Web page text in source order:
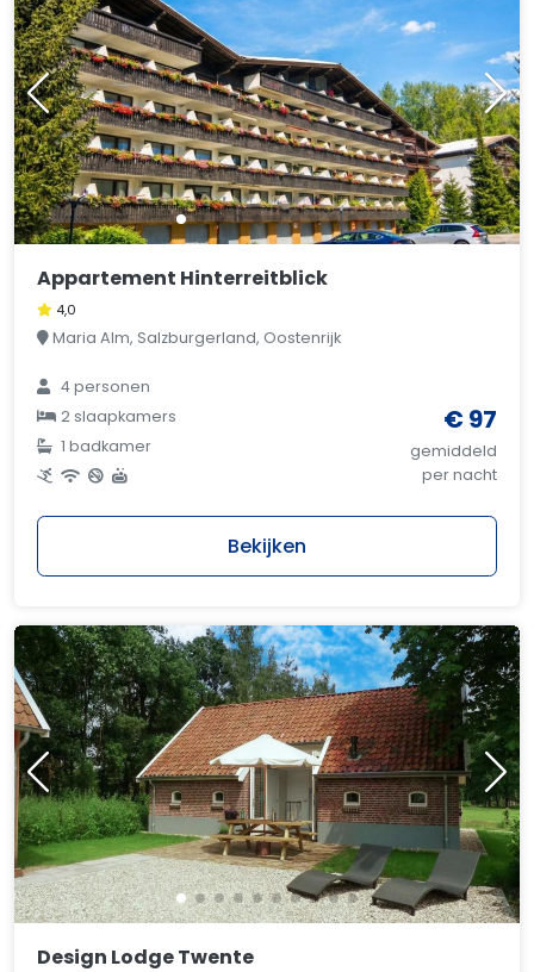
Appartement Hinterreitblick
4,0
Maria Alm, Salzburgerland, Oostenrijk
4 personen
2 slaapkamers
1 badkamer
€ 97
gemiddeld
per nacht
Bekijken
Design Lodge Twente